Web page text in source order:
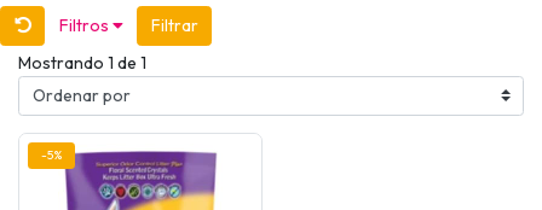
Filtros
Filtrar
Mostrando 1 de 1
-5%